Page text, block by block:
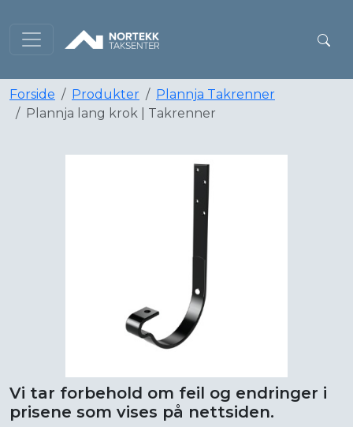
Forside Produkter
Plannja Takrenner
Plannja lang krok | Takrenner
Vi tar forbehold om feil og endringer i
prisene som vises på nettsiden.